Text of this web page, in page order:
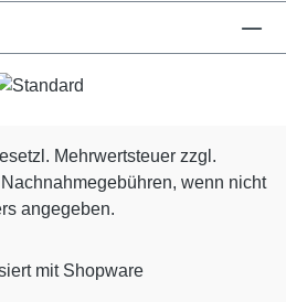
Mehrwertsteuer zzgl.
wenn nicht
angegeben.
mit Shopware